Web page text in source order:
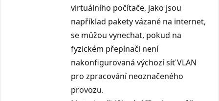
virtuálního počítače, jako jsou
například pakety vázané na internet,
se můžou vynechat, pokud na
fyzickém přepínači není
nakonfigurovaná výchozí síť VLAN
pro zpracování neoznačeného
provozu.